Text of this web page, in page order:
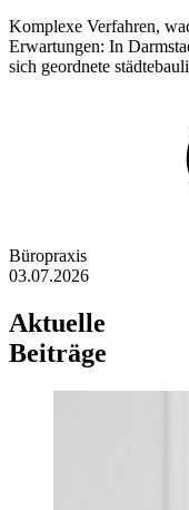
Komplexe Verfahren,
Erwartungen: In
sich geordnete
Büropraxis
03.07.2026
Aktuelle
Beiträge